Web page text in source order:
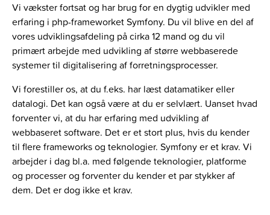
Vi vækster fortsat og har brug for en dygtig udvikler med
erfaring i php-frameworket Symfony. Du vil blive en del af
vores udviklingsafdeling på cirka 12 mand og du vil
primært arbejde med udvikling af større webbaserede
systemer til digitalisering af forretningsprocesser.
Vi forestiller os, at du f.eks. har læst datamatiker eller
datalogi. Det kan også være at du er selvlært. Uanset hvad
forventer vi, at du har erfaring med udvikling af
webbaseret software. Det er et stort plus, hvis du kender
til flere frameworks og teknologier. Symfony er et krav. Vi
arbejder i dag bl.a. med følgende teknologier, platforme
og processer og forventer du kender et par stykker af
dem. Det er dog ikke et krav.